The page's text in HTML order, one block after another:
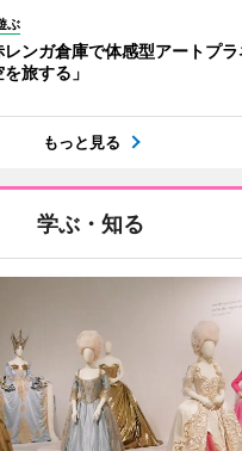
ぶ
レンガ倉庫で体感型アートプ
を旅する」
もっと見る
学ぶ・知る